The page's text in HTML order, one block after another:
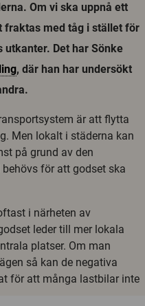
Om vi ska uppnå ett
fraktas med tåg i stället för
Det har Sönke
, där han har undersökt
är att flytta
Men lokalt i städerna kan
på grund av den
för att godset ska
i närheten av
leder till mer lokala
platser. Om man
så kan de negativa
för att många lastbilar inte